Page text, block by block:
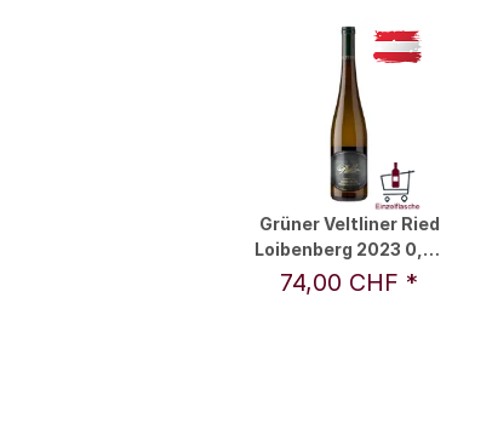
Grüner Veltliner Ried
Loibenberg 2023 0,75
l - F.X. Pichler
74,00 CHF *